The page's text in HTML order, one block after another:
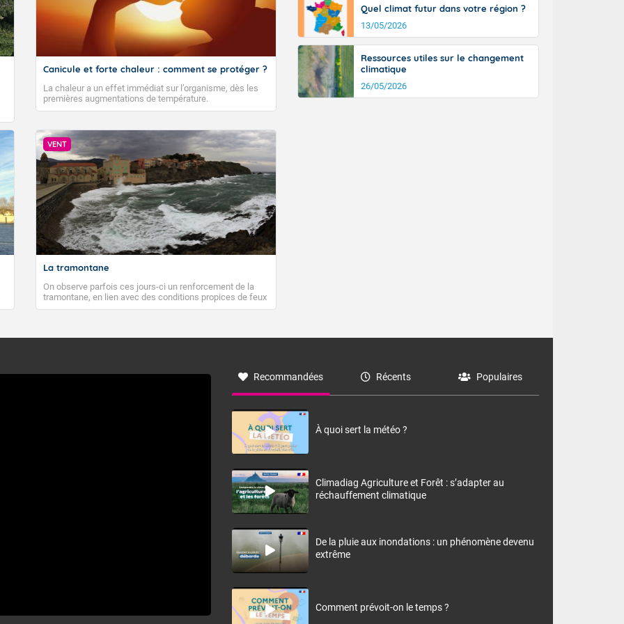
Canicule et forte chaleur : comment se protéger ?
La chaleur a un effet immédiat sur l’organisme, dès les
premières augmentations de température.
VENT
La tramontane
On observe parfois ces jours-ci un renforcement de la
tramontane, en lien avec des conditions propices de feux
de forêt. Mais qu'est-ce que la tramontane ? Quelles sont
à nord-ouest, dans un secteur qui part du Roussillon à la
monts, en allusion aux régions montagneuses d’où
Quel climat futur dans votre région ?
13/05/2026
Ressources utiles sur le changement
climatique
26/05/2026
Recommandées Récents Populaires
À quoi sert la météo ?
Climadiag Agriculture et Forêt : s’adapter au
réchauffement climatique
De la pluie aux inondations : un phénomène devenu
extrême
Comment prévoit-on le temps ?